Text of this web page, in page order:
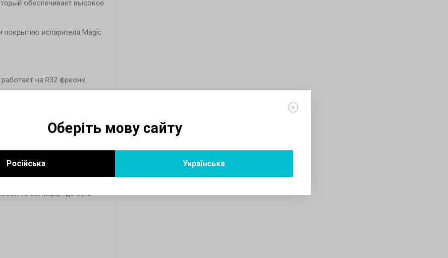
Оберіть мову сайту
Російська Українська
обеспечивает высокое
покрытию испарителя Magic
на R32 фреоне.
который уменьшает
свою очередь
точки мира, где есть